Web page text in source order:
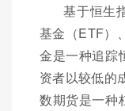
基于恒生
基金（ETF）
金是一种追踪
资者以较低的
数期货是一种